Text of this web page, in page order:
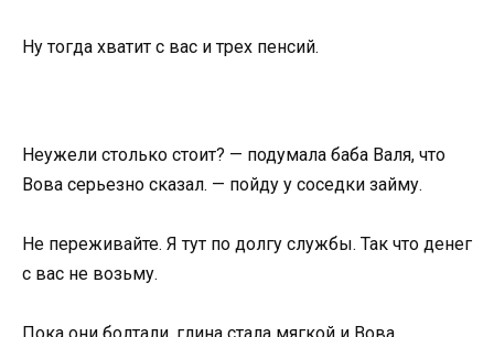
Ну тогда хватит с вас и трех пенсий.
Неужели столько стоит? — подумала баба Валя, что
Вова серьезно сказал. — пойду у соседки займу.
Не переживайте. Я тут по долгу службы. Так что денег
с вас не возьму.